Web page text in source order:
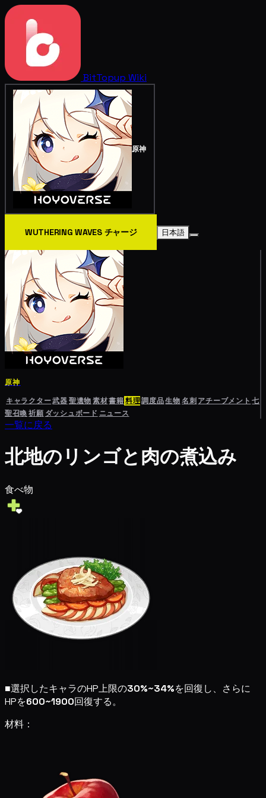
BitTopup Wiki
原神
WUTHERING WAVES チャージ 日本語
原神
キャラクター武器聖遺物素材書籍料理調度品生物名刺 アチーブメント 七
聖召喚祈願 ダッシュボード ニュース
一覧に戻る
北地のリンゴと肉の煮込み
食べ物
■選択したキャラのHP上限の30%~34%を回復し、さらに
HPを600~1900回復する。
材料：